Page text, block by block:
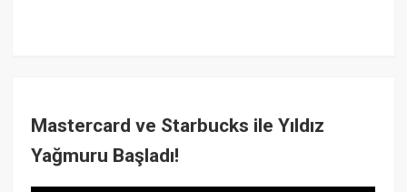
Mastercard ve Starbucks ile Yıldız
Yağmuru Başladı!